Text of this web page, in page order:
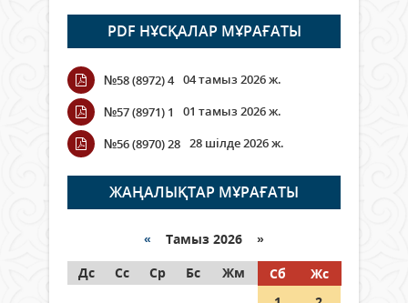
Open Air: Қызылорда облысы
полиция департаменті 20
мыңнан астам көрерменнің
қауіпсіздігін қамтамасыз етті
06 тамыз 2026 ж.
Wi-Fi ҚАБЫРҒА АРҚЫЛЫ ҚАЛАЙ
ӨТЕДІ?
06 тамыз 2026 ж. 256
граждане Казахстана,
05 тамыз 2026 ж. 135
PDF НҰСҚАЛАР МҰРАҒАТЫ
№58 (8972) 4 04 тамыз 2026 ж.
№57 (8971) 1
01 тамыз 2026 ж.
№56 (8970) 28 28 шілде 2026 ж.
ЖАҢАЛЫҚТАР МҰРАҒАТЫ
« Тамыз 2026 »
Дс
Сс Ср Бс Жм Сб
Жс